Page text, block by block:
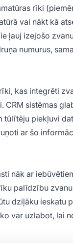
rīki
vai nākt kā
ļauj izejošo
numurus,
kas integrēti
sistēmas
piekļuvi
ar šo
nāk ar
palīdzību
dziļāku ieskatu
var uzlabot, lai